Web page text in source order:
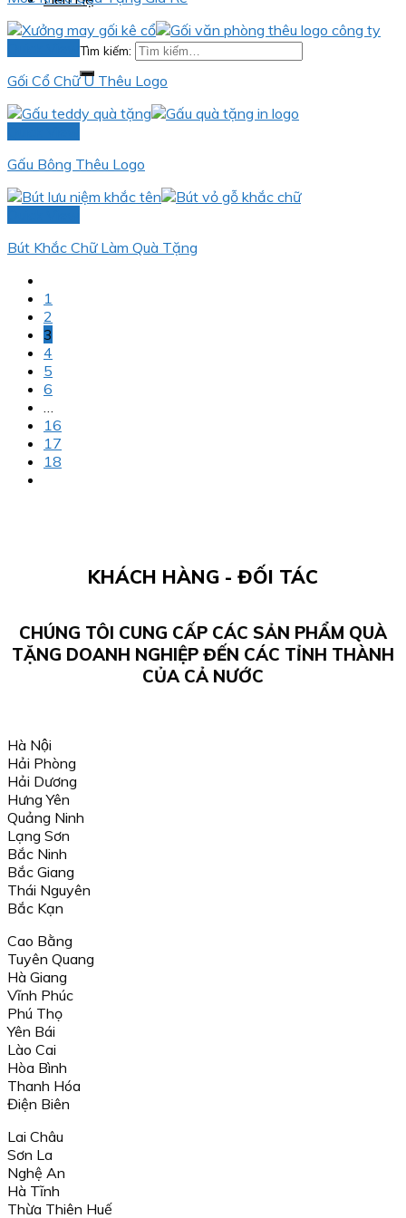
Tìm kiếm:
Gối Cổ Chữ U Thêu Logo
Gấu Bông Thêu Logo
Bút Khắc Chữ Làm Quà Tặng
1
2
3
4
5
6
…
16
17
18
KHÁCH HÀNG - ĐỐI TÁC
CHÚNG TÔI CUNG CẤP CÁC SẢN PHẨM QUÀ
TẶNG DOANH NGHIỆP ĐẾN CÁC TỈNH THÀNH
CỦA CẢ NƯỚC
Hà Nội
Hải Phòng
Hải Dương
Hưng Yên
Quảng Ninh
Lạng Sơn
Bắc Ninh
Bắc Giang
Thái Nguyên
Bắc Kạn
Cao Bằng
Tuyên Quang
Hà Giang
Vĩnh Phúc
Phú Thọ
Yên Bái
Lào Cai
Hòa Bình
Thanh Hóa
Điện Biên
Lai Châu
Sơn La
Nghệ An
Hà Tĩnh
Thừa Thiên Huế